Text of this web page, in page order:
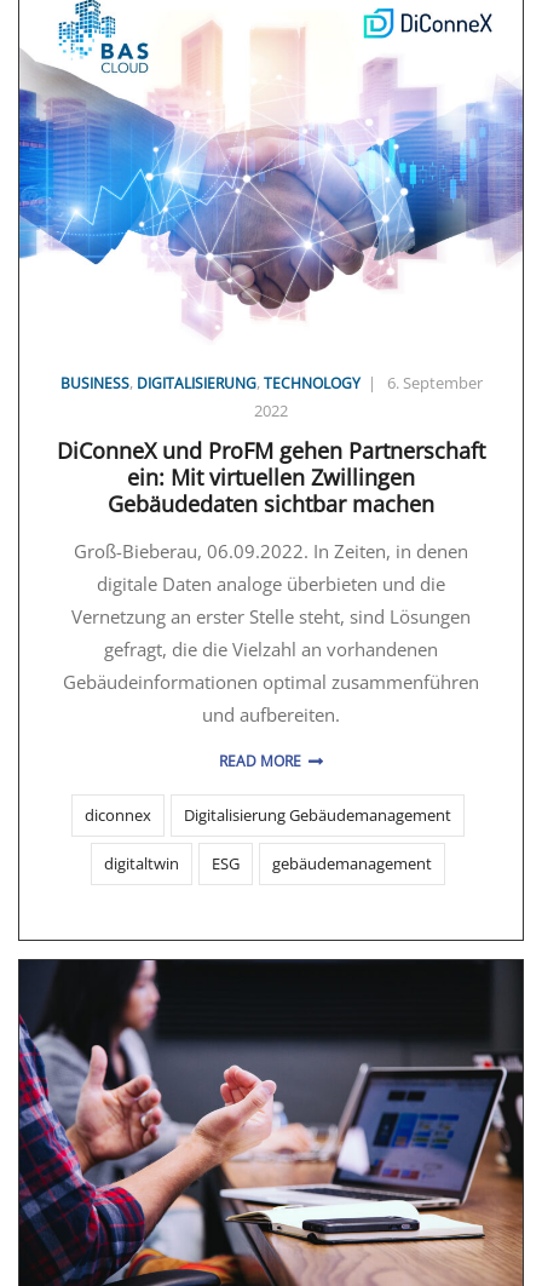
BUSINESS, DIGITALISIERUNG,TECHNOLOGY| 6. September
2022
DiConneX und ProFM gehen Partnerschaft
ein: Mit virtuellen Zwillingen
Gebäudedaten sichtbar machen
Groß-Bieberau, 06.09.2022. In Zeiten, in denen
digitale Daten analoge überbieten und die
Vernetzung an erster Stelle steht, sind Lösungen
gefragt, die die Vielzahl an vorhandenen
Gebäudeinformationen optimal zusammenführen
und aufbereiten.
READ MORE
diconnex Digitalisierung Gebäudemanagement
digitaltwin ESG gebäudemanagement